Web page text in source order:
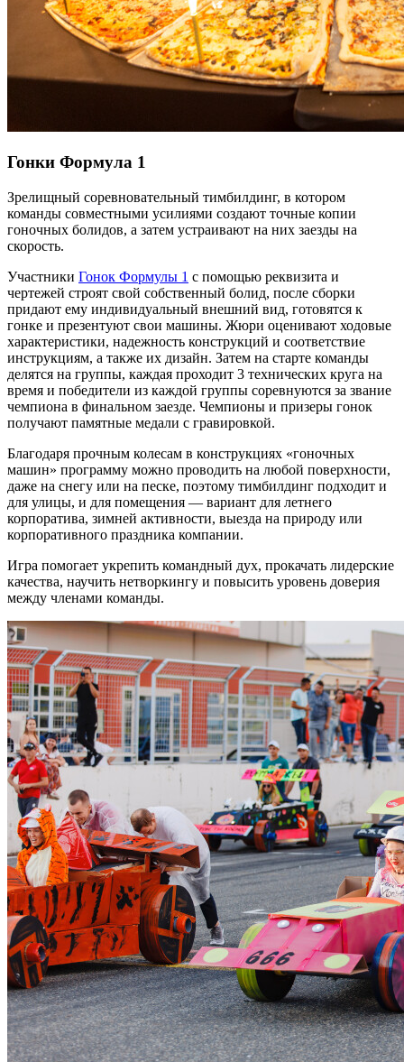
Гонки Формула 1
Зрелищный соревновательный тимбилдинг, в котором
команды совместными усилиями создают точные копии
гоночных болидов, а затем устраивают на них заезды на
скорость.
Участники Гонок Формулы 1 с помощью реквизита и
чертежей строят свой собственный болид, после сборки
придают ему индивидуальный внешний вид, готовятся к
гонке и презентуют свои машины. Жюри оценивают ходовые
характеристики, надежность конструкций и соответствие
инструкциям, а также их дизайн. Затем на старте команды
делятся на группы, каждая проходит 3 технических круга на
время и победители из каждой группы соревнуются за звание
чемпиона в финальном заезде. Чемпионы и призеры гонок
получают памятные медали с гравировкой.
Благодаря прочным колесам в конструкциях «гоночных
машин» программу можно проводить на любой поверхности,
даже на снегу или на песке, поэтому тимбилдинг подходит и
для улицы, и для помещения — вариант для летнего
корпоратива, зимней активности, выезда на природу или
корпоративного праздника компании.
Игра помогает укрепить командный дух, прокачать лидерские
качества, научить нетворкингу и повысить уровень доверия
между членами команды.